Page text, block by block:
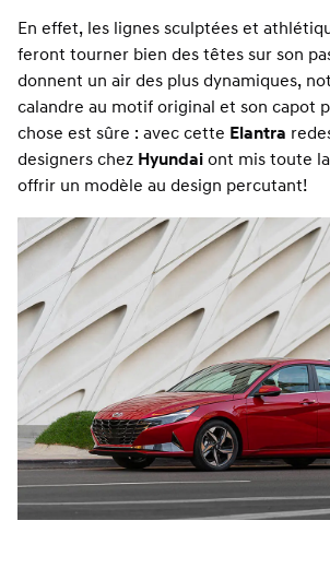
En effet, les lignes sculptées et
feront tourner bien des têtes sur son
donnent un air des plus dynamiques,
calandre au motif original et son capot
chose est sûre : avec cette Elantra
designers chez Hyundai ont mis toute
offrir un modèle au design percutant!